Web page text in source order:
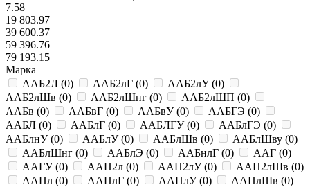
7.58
19 803.97
39 600.37
59 396.76
79 193.15
Марка
ААБ2Л (0) ААБ2лГ (0) ААБ2лУ(0)
ААБ2лШв (0) ААБ2лШнг (0) ААБ2лШП (0)
ААБв (0) ААБвГ (0) ААБвУ(0) ААБГЭ (0)
ААБЛ (0) ААБлГ (0) ААБЛГУ(0) ААБлГЭ (0)
ААБлнУ(0) ААБлУ(0) ААБлШв (0) ААБлШву (0)
ААБлШнг (0) ААБлЭ (0) ААБнлГ (0) ААГ (0)
ААГУ(0) ААП2л (0) ААП2лУ(0) ААП2лШв (0)
ААПл (0) ААПлГ (0) ААПлУ(0) ААПлШв (0)